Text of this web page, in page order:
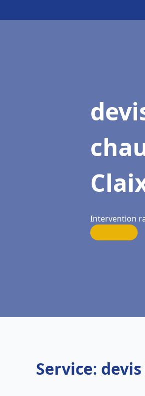
Intervention
Service: